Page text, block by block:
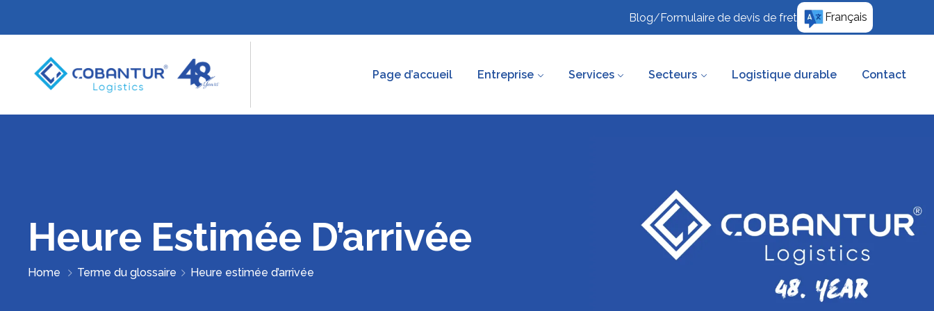
Blog/Formulaire de devis de fret Français
Page d’accueil Entreprise Services Secteurs Logistique durable Contact
Heure Estimée D’arrivée
Home Terme du glossaire Heure estimée d’arrivée